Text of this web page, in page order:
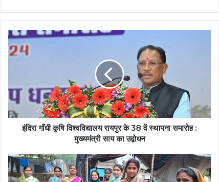
इंदिरा गाँधी कृषि विश्वविद्यालय रायपुर के 38 वें स्थापना समारोह :
मुख्यमंत्री साय का उद्बोधन